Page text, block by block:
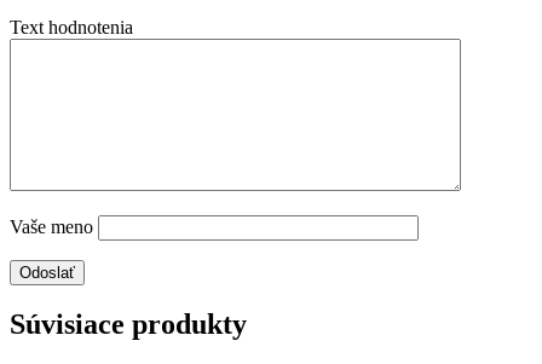
Text hodnotenia
Vaše meno
Súvisiace produkty